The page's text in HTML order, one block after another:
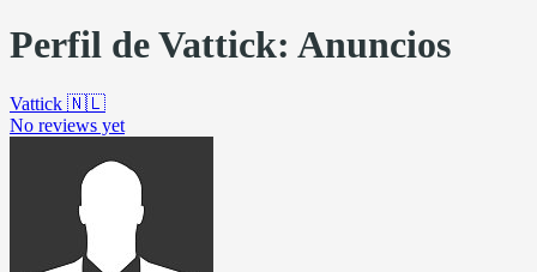
Perfil de Vattick: Anuncios
Vattick 🇳🇱
No reviews yet